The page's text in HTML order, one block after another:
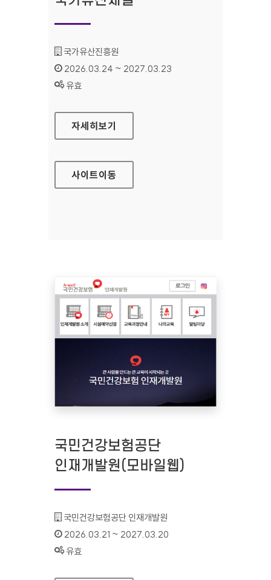
기관명 :
국가유산진흥원
인증기간 :
2026.03.24 ~ 2027.03.23
상태 :
유효
국가유산채널
자세히보기
사이트이동
국민건강보험공단
인재개발원(모바일웹)
기관명 :
국민건강보험공단 인재개발원
인증기간 :
2026.03.21 ~ 2027.03.20
상태 :
유효